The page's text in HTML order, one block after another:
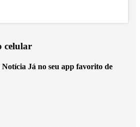
celular
Notícia Já no seu app favorito de